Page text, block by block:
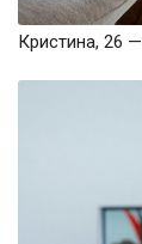
Кристина, 26